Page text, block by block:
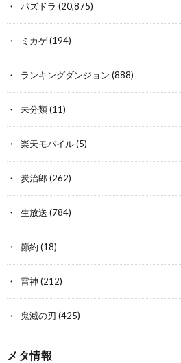
パズドラ (20,875)
ミカゲ(194)
ランキングダンジョン (888)
未分類(11)
楽天モバイル(5)
炭治郎 (262)
生放送 (784)
節約 (18)
雷神 (212)
鬼滅の刃 (425)
メタ情報